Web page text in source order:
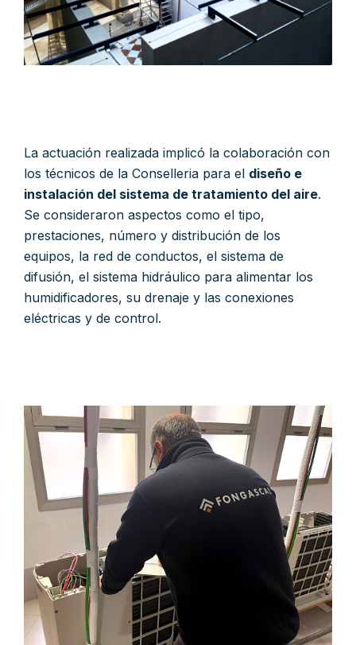
La actuación realizada implicó la colaboración con
los técnicos de la Conselleria para el diseño e
instalación del sistema de tratamiento del aire.
Se consideraron aspectos como el tipo,
prestaciones, número y distribución de los
equipos, la red de conductos, el sistema de
difusión, el sistema hidráulico para alimentar los
humidificadores, su drenaje y las conexiones
eléctricas y de control.